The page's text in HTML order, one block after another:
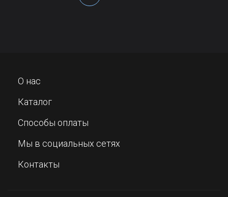
О нас
Каталог
Способы оплаты
Мы в социальных сетях
Контакты